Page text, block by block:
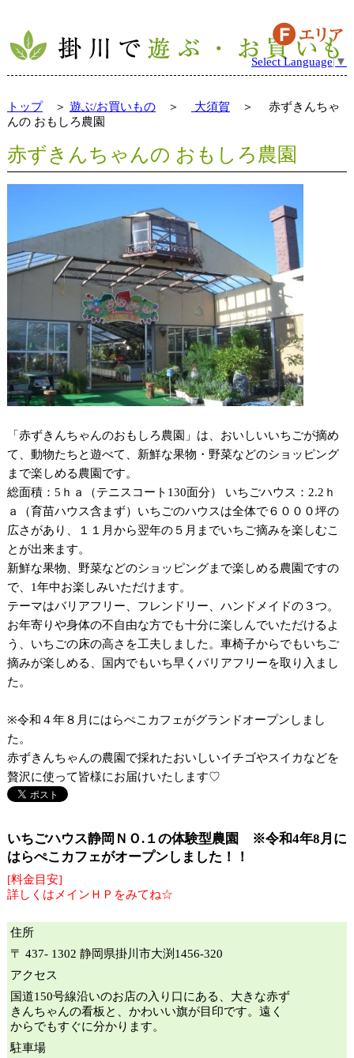
Select Language▼
トップ＞ 遊ぶ/お買いもの＞ 大須賀 ＞ 赤ずきんちゃ
んの おもしろ農園
赤ずきんちゃんの おもしろ農園
「赤ずきんちゃんのおもしろ農園」は、おいしいいちごが摘め
て、動物たちと遊べて、新鮮な果物・野菜などのショッピング
まで楽しめる農園です。
総面積：5ｈａ（テニスコート130面分） いちごハウス：2.2ｈ
ａ（育苗ハウス含まず）いちごのハウスは全体で６０００坪の
広さがあり、１１月から翌年の５月までいちご摘みを楽しむこ
とが出来ます。
新鮮な果物、野菜などのショッピングまで楽しめる農園ですの
で、1年中お楽しみいただけます。
テーマはバリアフリー、フレンドリー、ハンドメイドの３つ。
お年寄りや身体の不自由な方でも十分に楽しんでいただけるよ
う、いちごの床の高さを工夫しました。車椅子からでもいちご
摘みが楽しめる、国内でもいち早くバリアフリーを取り入まし
た。
※令和４年８月にはらぺこカフェがグランドオープンしまし
た。
赤ずきんちゃんの農園で採れたおいしいイチゴやスイカなどを
贅沢に使って皆様にお届けいたします♡
いちごハウス静岡ＮＯ.１の体験型農園 ※令和4年8月に
はらぺこカフェがオープンしました！！
[料金目安]
詳しくはメインＨＰをみてね☆
住所
〒 437- 1302 静岡県掛川市大渕1456-320
アクセス
国道150号線沿いのお店の入り口にある、大きな赤ず
きんちゃんの看板と、かわいい旗が目印です。遠く
からでもすぐに分かります。
駐車場